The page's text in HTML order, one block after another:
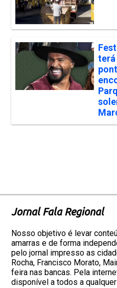
terá
Jornal Fala Regional
Nosso objetivo é levar
amarras e de forma
pelo jornal impresso as
Rocha, Francisco Morato,
feira nas bancas. Pela
disponível a todos a